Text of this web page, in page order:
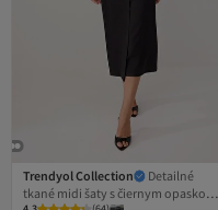
Trendyol Collection
Detailné
tkané midi šaty s čiernym opaskom